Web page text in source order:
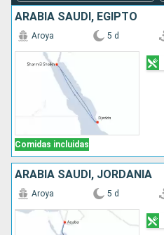
ARABIA SAUDÍ, EGIPTO
Comidas incluidas
Aroya 5 d
ARABIA SAUDÍ, JORDANIA
Aroya 5 d